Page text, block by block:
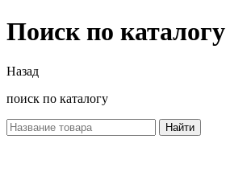
Поиск по каталогу
Назад
поиск по каталогу
Найти